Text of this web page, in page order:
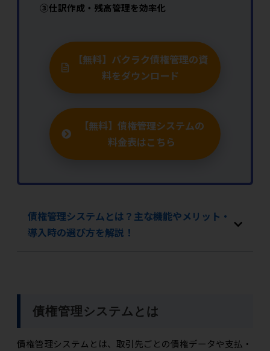
③仕訳作成・残高管理を効率化
【無料】バクラク債権管理の資
料をダウンロード
【無料】債権管理システムの
料金表はこちら
債権管理システムとは？主な機能やメリット・
導入時の選び方を解説！
債権管理システムとは
債権管理システムとは、取引先ごとの債権データや支払・